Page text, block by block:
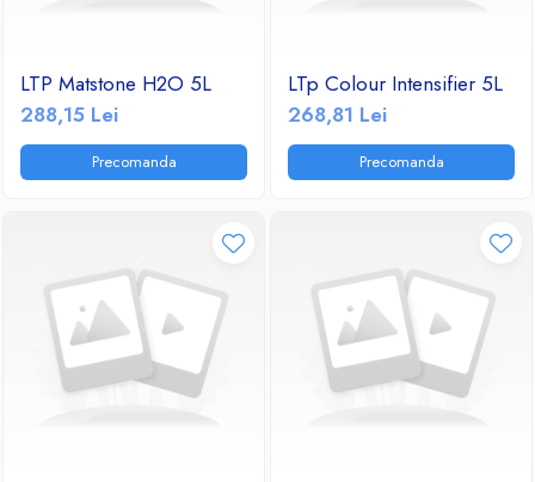
LTP Matstone H2O 5L
288,15 Lei
Precomanda
LTp Colour Intensifier 5L
268,81 Lei
Precomanda